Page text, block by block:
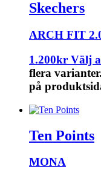
Skechers
ARCH FIT
1.200kr Välj
flera
på
Ten Points
MONA